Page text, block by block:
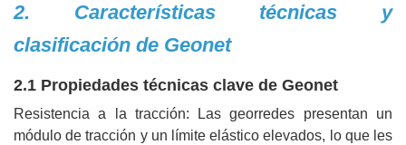
2. Características técnicas y
clasificación de Geonet
2.1 Propiedades técnicas clave de Geonet
Resistencia a la tracción: Las georredes presentan un
módulo de tracción y un límite elástico elevados, lo que les